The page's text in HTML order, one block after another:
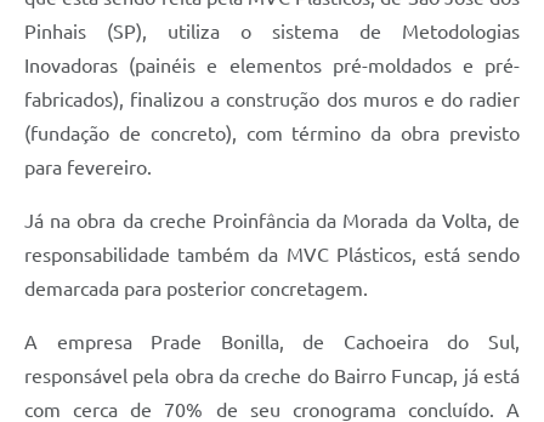
Pinhais (SP), utiliza o sistema de Metodologias
Inovadoras (painéis e elementos pré-moldados e pré-
fabricados), finalizou a construção dos muros e do radier
(fundação de concreto), com término da obra previsto
para fevereiro.
Já na obra da creche Proinfância da Morada da Volta, de
responsabilidade também da MVC Plásticos, está sendo
demarcada para posterior concretagem.
A empresa Prade Bonilla, de Cachoeira do Sul,
responsável pela obra da creche do Bairro Funcap, já está
com cerca de 70% de seu cronograma concluído. A